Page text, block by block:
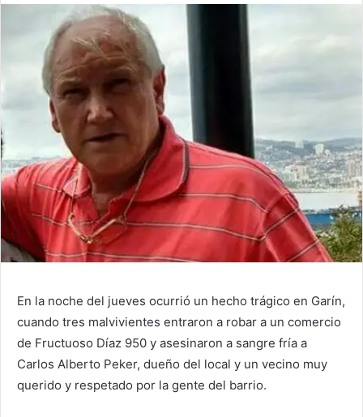
En la noche del jueves ocurrió un hecho trágico en Garín,
cuando tres malvivientes entraron a robar a un comercio
de Fructuoso Díaz 950 y asesinaron a sangre fría a
Carlos Alberto Peker, dueño del local y un vecino muy
querido y respetado por la gente del barrio.